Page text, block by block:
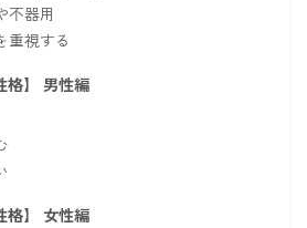
不器用
重視する
格】 男性編
格】 女性編